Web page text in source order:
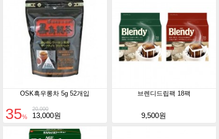
OSK흑우롱차 5g 52개입
20,000
35% 13,000원
브렌디드립팩 18팩
9,500원